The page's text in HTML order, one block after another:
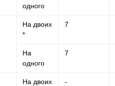
одного
На двоих
*
7
На
одного
7
На двоих -